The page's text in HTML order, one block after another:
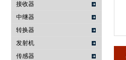
接收器
中继器
转换器
发射机
传感器